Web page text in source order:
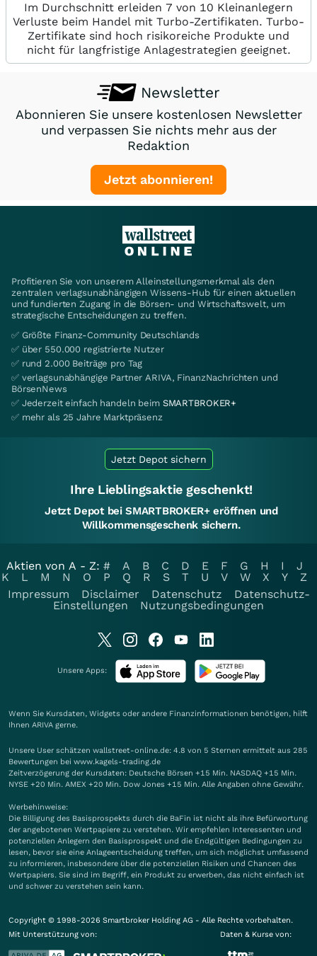
Im Durchschnitt erleiden 7 von 10 Kleinanlegern
Verluste beim Handel mit Turbo-Zertifikaten. Turbo-
Zertifikate sind hoch risikoreiche Produkte und
nicht für langfristige Anlagestrategien geeignet.
Newsletter
Abonnieren Sie unsere kostenlosen Newsletter
und verpassen Sie nichts mehr aus der
Redaktion
Jetzt abonnieren!
Profitieren Sie von unserem Alleinstellungsmerkmal als den
zentralen verlagsunabhängigen Wissens-Hub für einen aktuellen
und fundierten Zugang in die Börsen- und Wirtschaftswelt, um
strategische Entscheidungen zu treffen.
✅ Größte Finanz-Community Deutschlands
✅ über 550.000 registrierte Nutzer
✅ rund 2.000 Beiträge pro Tag
✅ verlagsunabhängige Partner ARIVA, FinanzNachrichten und
BörsenNews
✅ Jederzeit einfach handeln beim SMARTBROKER+
✅ mehr als 25 Jahre Marktpräsenz
Jetzt Depot sichern
Ihre Lieblingsaktie geschenkt!
Jetzt Depot bei SMARTBROKER+ eröffnen und
Willkommensgeschenk sichern.
Aktien von A - Z: # A B C D E F G H I
J
K
L M N O P Q R S T U V W X Y
Z
Impressum
Disclaimer Datenschutz
Datenschutz-
Einstellungen
Nutzungsbedingungen
Unsere Apps:
Wenn Sie Kursdaten, Widgets oder andere Finanzinformationen benötigen, hilft
Ihnen ARIVA gerne.
Unsere User schätzen wallstreet-online.de: 4.8 von 5 Sternen ermittelt aus 285
Bewertungen bei www.kagels-trading.de
Zeitverzögerung der Kursdaten: Deutsche Börsen +15 Min. NASDAQ +15 Min.
NYSE +20 Min. AMEX +20 Min. Dow Jones +15 Min. Alle Angaben ohne Gewähr.
Werbehinweise:
Die Billigung des Basisprospekts durch die BaFin ist nicht als ihre Befürwortung
der angebotenen Wertpapiere zu verstehen. Wir empfehlen Interessenten und
potenziellen Anlegern den Basisprospekt und die Endgültigen Bedingungen zu
lesen, bevor sie eine Anlageentscheidung treffen, um sich möglichst umfassend
zu informieren, insbesondere über die potenziellen Risiken und Chancen des
Wertpapiers. Sie sind im Begriff, ein Produkt zu erwerben, das nicht einfach ist
und schwer zu verstehen sein kann.
Copyright © 1998-2026 Smartbroker Holding AG - Alle Rechte vorbehalten.
Mit Unterstützung von:
Daten & Kurse von: